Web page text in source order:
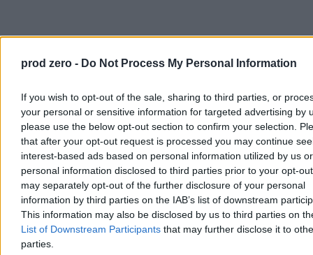
prod zero - Do Not Process My Personal Information
If you wish to opt-out of the sale, sharing to third parties, or
your personal or sensitive information for targeted advertising by
please use the below opt-out section to confirm your selection.
that after your opt-out request is processed you may continue
interest-based ads based on personal information utilized by us or
personal information disclosed to third parties prior to your opt-
may separately opt-out of the further disclosure of your personal
information by third parties on the IAB’s list of downstream
This information may also be disclosed by us to third parties on
List of Downstream Participants that may further disclose it to
parties.
Pokazali dane o bezrobociu w Polsce. Jest komentarz ministra
finansów Andrzeja Domańskiego
Jeżeli pracownica w ciąży lub karmiąca piersią wykonuje pracę
wymienioną w wykazie prac wzbronionych − przy czym taką, która
jest zakazana niezależnie od stopnia narażenia na czynniki
szkodliwe lub niebezpieczne − pracodawca ma obowiązek
przenieść ją do innej, dozwolonej pracy. Jeżeli nie ma takiej